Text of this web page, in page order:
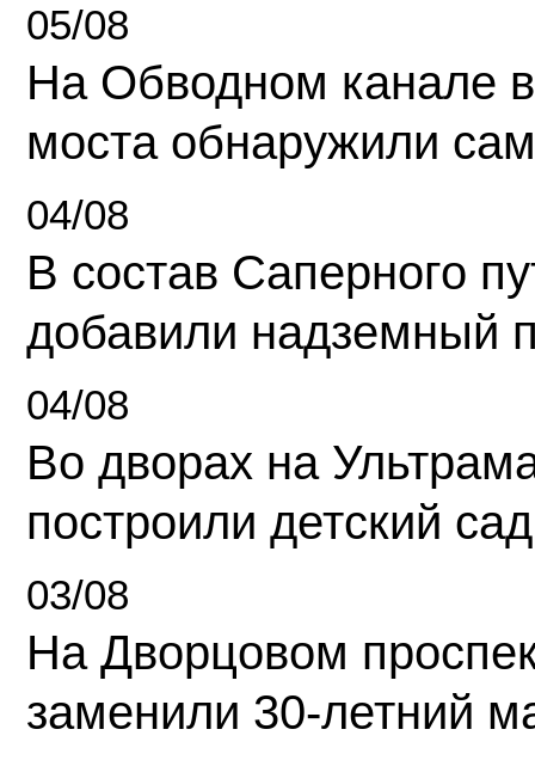
05/08
На Обводном канале
моста обнаружили
04/08
В состав Саперного
добавили надземный
04/08
Во дворах на
построили детский сад
03/08
На Дворцовом
заменили 30-летний